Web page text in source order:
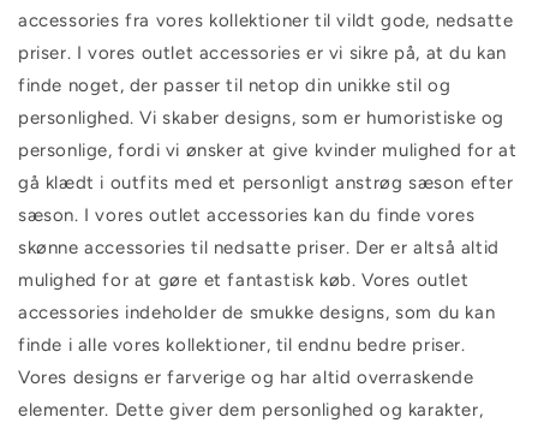
accessories fra vores kollektioner til vildt gode, nedsatte
priser. I vores outlet accessories er vi sikre på, at du kan
finde noget, der passer til netop din unikke stil og
personlighed. Vi skaber designs, som er humoristiske og
personlige, fordi vi ønsker at give kvinder mulighed for at
gå klædt i outfits med et personligt anstrøg sæson efter
sæson. I vores outlet accessories kan du finde vores
skønne accessories til nedsatte priser. Der er altså altid
mulighed for at gøre et fantastisk køb. Vores outlet
accessories indeholder de smukke designs, som du kan
finde i alle vores kollektioner, til endnu bedre priser.
Vores designs er farverige og har altid overraskende
elementer. Dette giver dem personlighed og karakter,